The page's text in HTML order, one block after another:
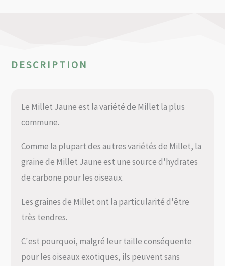
DESCRIPTION
Le Millet Jaune est la variété de Millet la plus
commune.
Comme la plupart des autres variétés de Millet, la
graine de Millet Jaune est une source d'hydrates
de carbone pour les oiseaux.
Les graines de Millet ont la particularité d'être
très tendres.
C'est pourquoi, malgré leur taille conséquente
pour les oiseaux exotiques, ils peuvent sans